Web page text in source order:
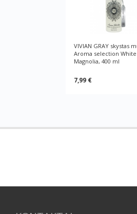
VIVIAN GRAY skystas
Aroma selection
Magnolia, 400 ml
7,99 €